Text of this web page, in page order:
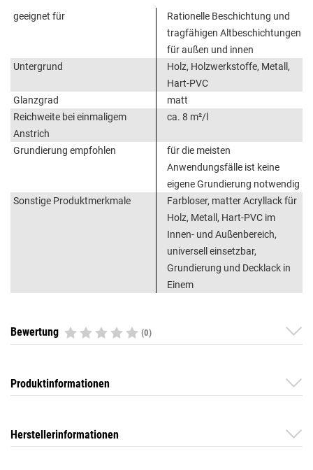
geeignet für
Rationelle Beschichtung und
tragfähigen Altbeschichtungen
für außen und innen
Untergrund
Holz, Holzwerkstoffe, Metall,
Hart-PVC
Glanzgrad
matt
Reichweite bei einmaligem
Anstrich
ca. 8 m²/l
Grundierung empfohlen
für die meisten
Anwendungsfälle ist keine
eigene Grundierung notwendig
Sonstige Produktmerkmale
Farbloser, matter Acryllack für
Holz, Metall, Hart-PVC im
Innen- und Außenbereich,
universell einsetzbar,
Grundierung und Decklack in
Einem
Bewertung (0)
Produktinformationen
Herstellerinformationen